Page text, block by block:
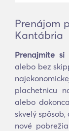
Prenájom
Kantábria
Prenajmite si
alebo bez
plachetnicu
alebo
skvelý
nové